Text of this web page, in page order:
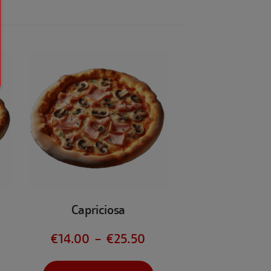
Capriciosa
€14.00 – €25.50